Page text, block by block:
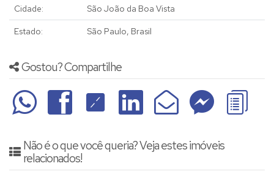
Cidade: São João da Boa Vista
Estado: São Paulo, Brasil
Gostou? Compartilhe
Não é o que você queria? Veja estes imóveis
relacionados!